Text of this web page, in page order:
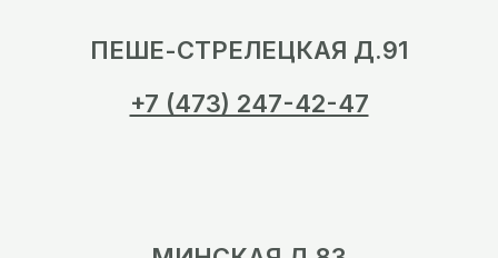
ПЕШЕ-СТРЕЛЕЦКАЯ Д.91
+7 (473) 247-42-47